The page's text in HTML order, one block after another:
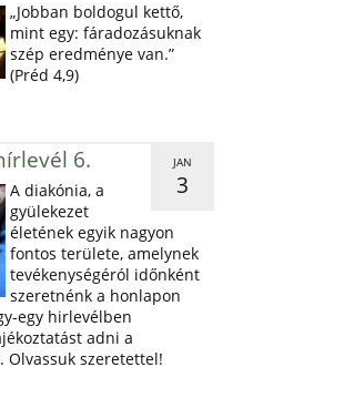
„Jobban boldogul kettő,
mint egy: fáradozásuknak
szép eredménye van.”
(Préd 4,9)
JAN
3
6.
A diakónia, a
gyülekezet
életének egyik nagyon
fontos területe, amelynek
tevékenységéról időnként
szeretnénk a honlapon
egy hirlevélben
adni a
Olvassuk szeretettel!